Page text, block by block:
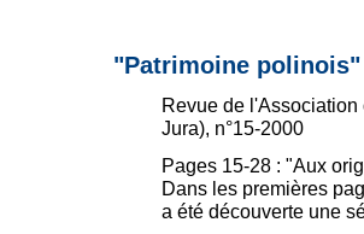
"Patrimoine polinois"
Revue de
Jura), n°15-2000
Pages 15-28 : "Aux
Dans les premières
a été découverte une